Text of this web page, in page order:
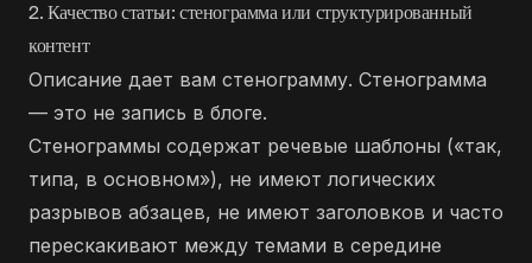
2. Качество статьи: стенограмма или структурированный
контент
Описание дает вам стенограмму. Стенограмма
— это не запись в блоге.
Стенограммы содержат речевые шаблоны («так,
типа, в основном»), не имеют логических
разрывов абзацев, не имеют заголовков и часто
перескакивают между темами в середине